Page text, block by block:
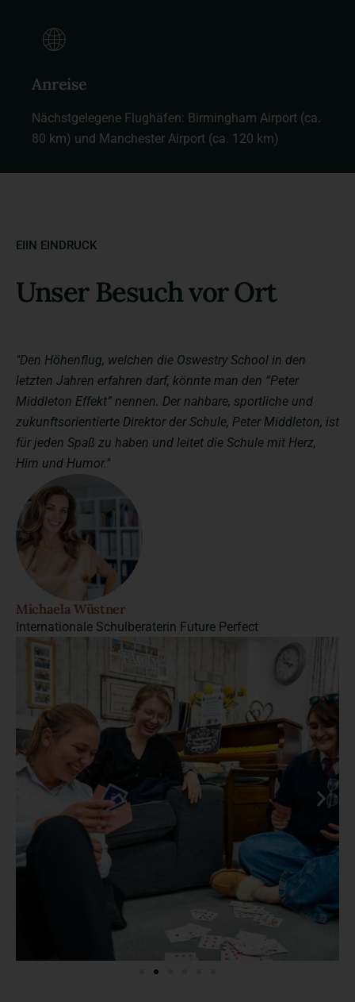
Anreise
Nächstgelegene Flughäfen: Birmingham Airport (ca.
80 km) und Manchester Airport (ca. 120 km)
EIIN EINDRUCK
Unser Besuch vor Ort
"Den Höhenflug, welchen die Oswestry School in den
letzten Jahren erfahren darf, könnte man den “Peter
Middleton Effekt” nennen. Der nahbare, sportliche und
zukunftsorientierte Direktor der Schule, Peter Middleton, ist
für jeden Spaß zu haben und leitet die Schule mit Herz,
Hirn und Humor."
Michaela Wüstner
Internationale Schulberaterin Future Perfect